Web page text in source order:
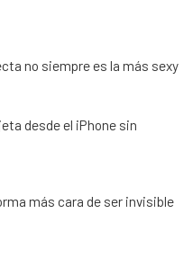
no siempre es la más sexy
desde el iPhone sin
más cara de ser invisible